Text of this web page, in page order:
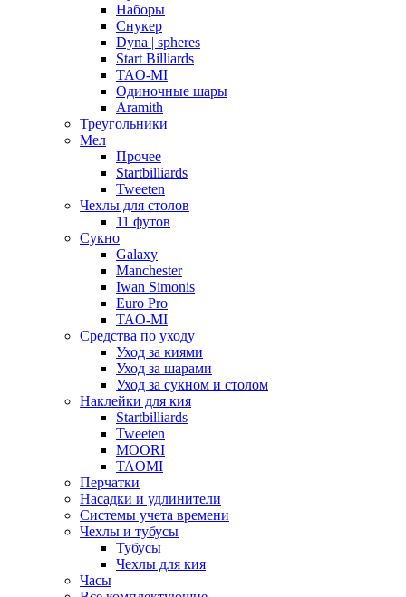
Наборы
Снукер
Dyna | spheres
Start Billiards
TAO-MI
Одиночные шары
Aramith
Треугольники
Мел
Прочее
Startbilliards
Tweeten
Чехлы для столов
11 футов
Сукно
Galaxy
Manchester
Iwan Simonis
Euro Pro
TAO-MI
Средства по уходу
Уход за киями
Уход за шарами
Уход за сукном и столом
Наклейки для кия
Startbilliards
Tweeten
MOORI
TAOMI
Перчатки
Насадки и удлинители
Системы учета времени
Чехлы и тубусы
Тубусы
Чехлы для кия
Часы